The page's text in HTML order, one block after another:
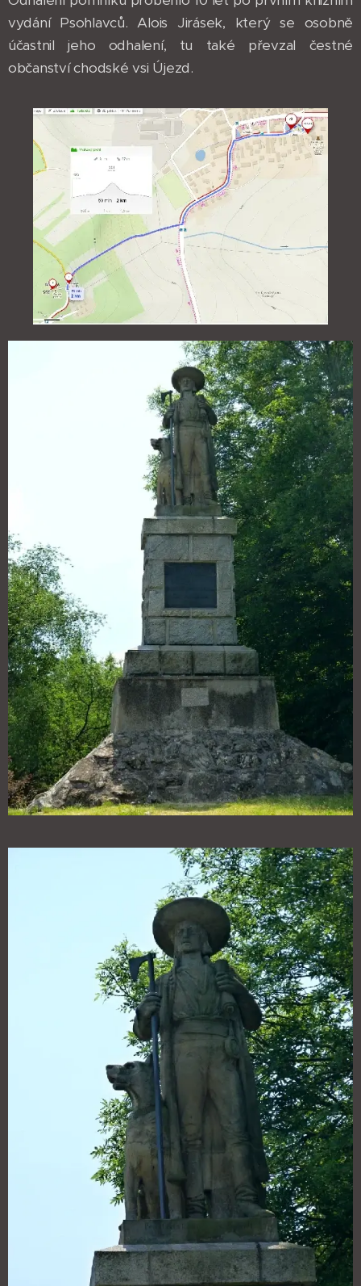
vydání Psohlavců. Alois Jirásek, který se osobně
účastnil jeho odhalení, tu také převzal čestné
občanství chodské vsi Újezd.